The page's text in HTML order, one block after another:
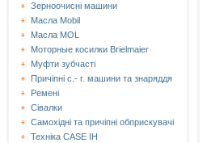
Зерноочисні машини
Масла Mobil
Масла MOL
Моторные косилки Brielmaier
Муфти зубчасті
Причіпні с.- г. машини та знаряддя
Ремені
Сівалки
Самохідні та причіпні обприскувачі
Техніка CASE IH